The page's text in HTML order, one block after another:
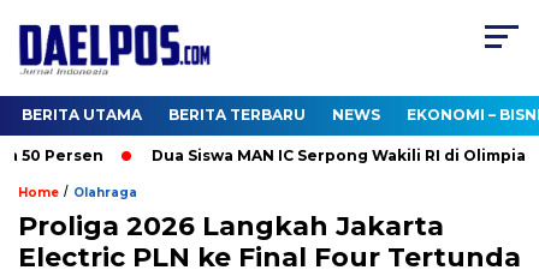
BERITA UTAMA BERITA TERBARU NEWS EKONOMI –
Persen Dua Siswa MAN IC Serpong Wakili RI di Olimpiade
Home / Olahraga
Proliga 2026 Langkah Jakarta
Electric PLN ke Final Four Tertunda